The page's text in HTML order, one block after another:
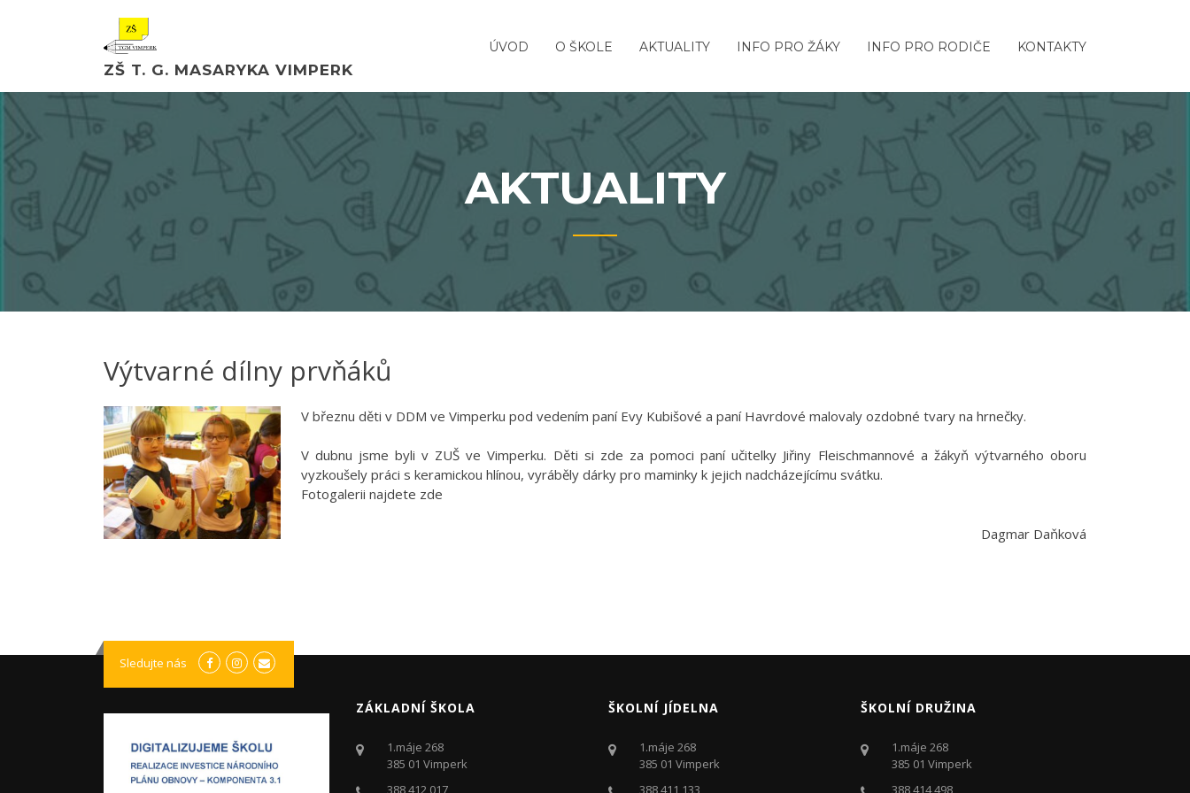
ZŠ T. G. MASARYKA VIMPERK
ÚVOD O ŠKOLE AKTUALITY INFO PRO ŽÁKY INFO PRO RODIČE KONTAKTY
AKTUALITY
Výtvarné dílny prvňáků
V březnu děti v DDM ve Vimperku pod vedením paní Evy Kubišové a paní Havrdové malovaly ozdobné tvary na hrnečky.
V dubnu jsme byli v ZUŠ ve Vimperku. Děti si zde za pomoci paní učitelky Jiřiny Fleischmannové a žákyň výtvarného oboru
vyzkoušely práci s keramickou hlínou, vyráběly dárky pro maminky k jejich nadcházejícímu svátku.
Fotogalerii najdete zde
Dagmar Daňková
Sledujte nás
ZÁKLADNÍ ŠKOLA
1.máje 268
385 01 Vimperk
388 412 017
ŠKOLNÍ JÍDELNA
1.máje 268
385 01 Vimperk
388 411 133
ŠKOLNÍ DRUŽINA
1.máje 268
385 01 Vimperk
388 414 498